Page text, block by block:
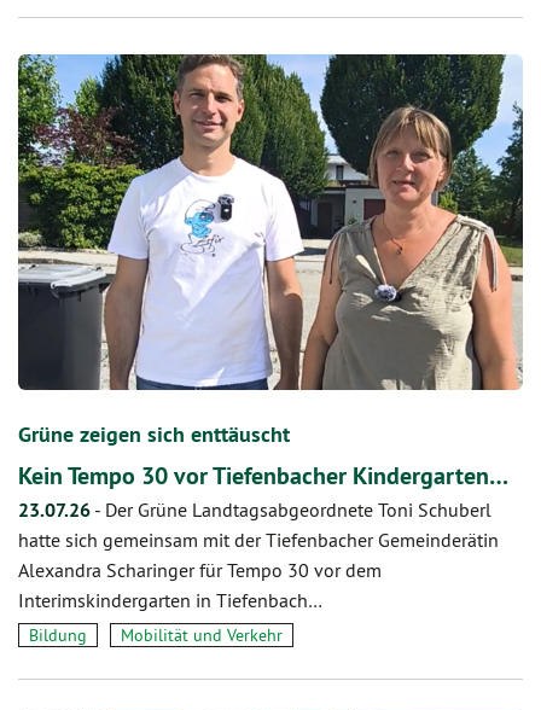
Grüne zeigen sich enttäuscht
Kein Tempo 30 vor Tiefenbacher Kindergarten…
23.07.26 - Der Grüne Landtagsabgeordnete Toni Schuberl
hatte sich gemeinsam mit der Tiefenbacher Gemeinderätin
Alexandra Scharinger für Tempo 30 vor dem
Interimskindergarten in Tiefenbach…
Bildung Mobilität und Verkehr